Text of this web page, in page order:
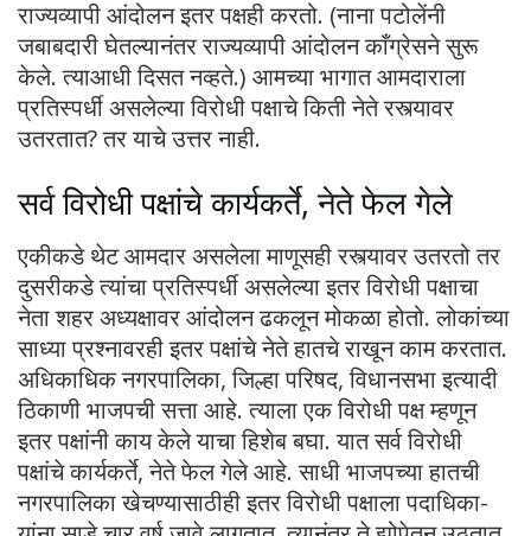
राज्यव्यापी आंदोलन इतर पक्षही करतो. (नाना पटोलेंनी
जबाबदारी घेतल्यानंतर राज्यव्यापी आंदोलन काँग्रेसने सुरू
केले. त्याआधी दिसत नव्हते.) आमच्या भागात आमदाराला
प्रतिस्पर्धी असलेल्या विरोधी पक्षाचे किती नेते रस्त्यावर
उतरतात? तर याचे उत्तर नाही.
सर्व विरोधी पक्षांचे कार्यकर्ते, नेते फेल गेले
एकीकडे थेट आमदार असलेला माणूसही रस्त्यावर उतरतो तर
दुसरीकडे त्यांचा प्रतिस्पर्धी असलेल्या इतर विरोधी पक्षाचा
नेता शहर अध्यक्षावर आंदोलन ढकलून मोकळा होतो. लोकांच्या
साध्या प्रश्नावरही इतर पक्षांचे नेते हातचे राखून काम करतात.
अधिकाधिक नगरपालिका, जिल्हा परिषद, विधानसभा इत्यादी
ठिकाणी भाजपची सत्ता आहे. त्याला एक विरोधी पक्ष म्हणून
इतर पक्षांनी काय केले याचा हिशेब बघा. यात सर्व विरोधी
पक्षांचे कार्यकर्ते, नेते फेल गेले आहे. साधी भाजपच्या हातची
नगरपालिका खेचण्यासाठीही इतर विरोधी पक्षाला पदाधिका-